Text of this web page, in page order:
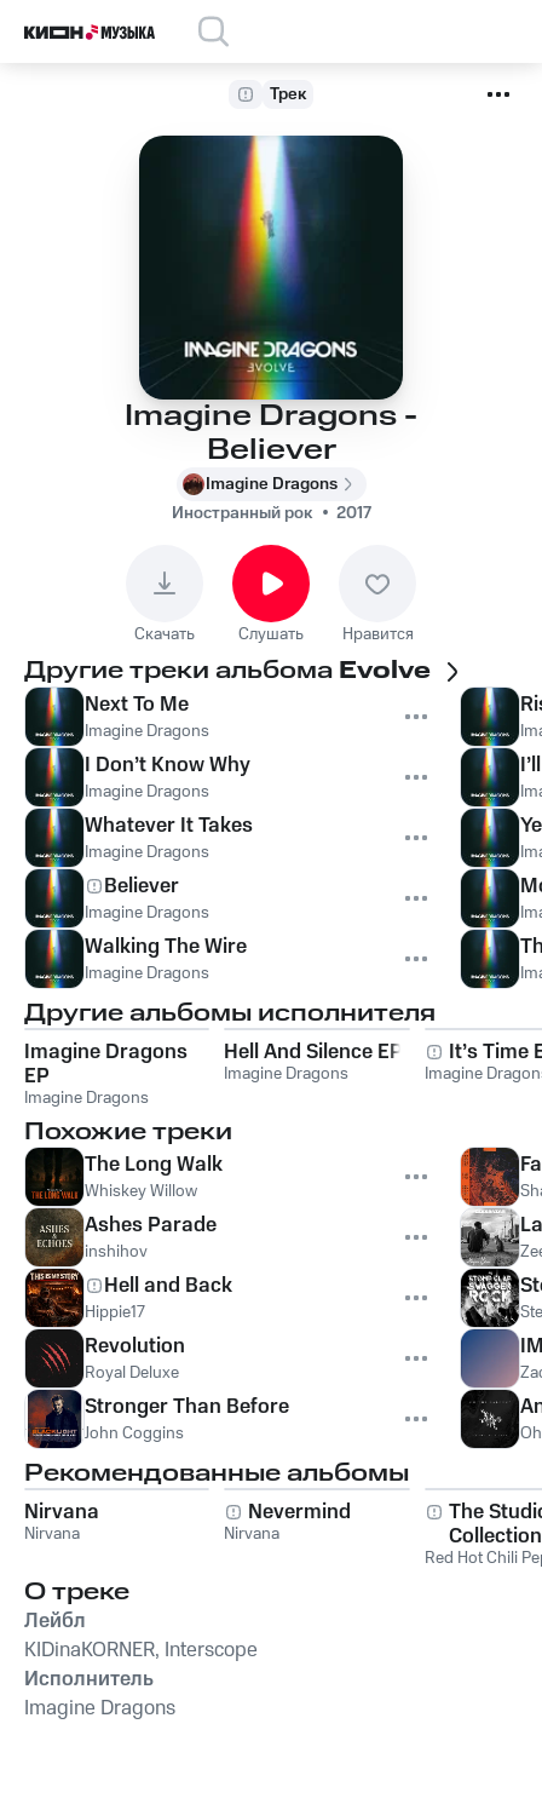
Трек
Imagine Dragons -
Believer
Imagine Dragons
Иностранный рок
2017
Скачать Слушать Нравится
Другие треки альбома Evolve
Next To Me
Imagine Dragons
I Don’t Know Why
Imagine Dragons
Whatever It Takes
Imagine Dragons
Believer
Imagine Dragons
Walking The Wire
Imagine Dragons
Другие альбомы исполнителя
Imagine Dragons
EP
Imagine Dragons
Hell And Silence EP
Imagine Dragons
It’s Time
Imagine
Похожие треки
The Long Walk
Whiskey Willow
Ashes Parade
inshihov
Hell and Back
Hippie17
Revolution
Royal Deluxe
Stronger Than Before
John Coggins
Рекомендованные альбомы
Nirvana
Nirvana
Nevermind
Nirvana
The
Collection
Red Hot Chili
О треке
Лейбл
KIDinaKORNER, Interscope
Исполнитель
Imagine Dragons